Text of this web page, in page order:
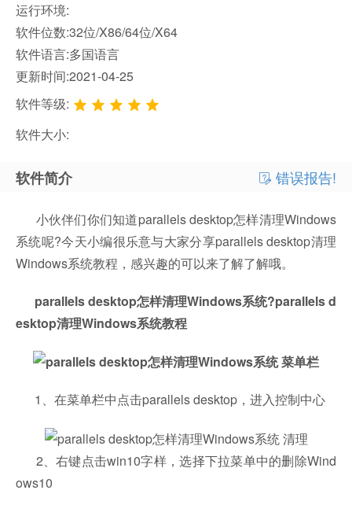
运行环境:
软件位数:32位/X86/64位/X64
软件语言:多国语言
更新时间:2021-04-25
软件等级:
软件大小:
软件简介 错误报告!
小伙伴们你们知道parallels desktop怎样清理Windows
系统呢?今天小编很乐意与大家分享parallels desktop清理
Windows系统教程，感兴趣的可以来了解了解哦。
parallels desktop怎样清理Windows系统?parallels d
esktop清理Windows系统教程
1、在菜单栏中点击parallels desktop，进入控制中心
2、右键点击win10字样，选择下拉菜单中的删除Wind
ows10